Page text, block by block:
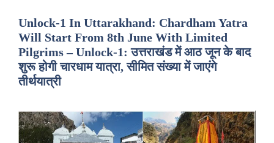
Unlock-1 In Uttarakhand: Chardham Yatra
Will Start From 8th June With Limited
Pilgrims – Unlock-1: उत्तराखंड में आठ जून के बाद
शुरू होगी चारधाम यात्रा, सीमित संख्या में जाएंगे
तीर्थयात्री